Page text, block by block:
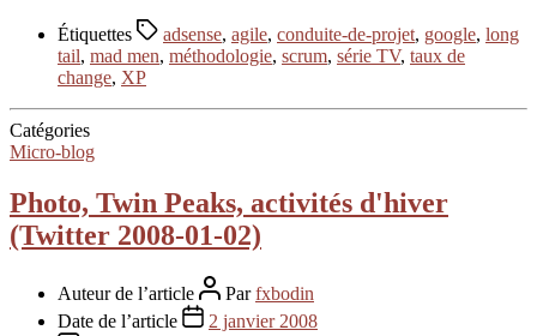
Étiquettes adsense, agile, conduite-de-projet, google, long
tail, mad men, méthodologie, scrum, série TV, taux de
change, XP
Catégories
Micro-blog
Photo, Twin Peaks, activités d'hiver
(Twitter 2008-01-02)
Auteur de l’article Parfxbodin
Date de l’article
2 janvier 2008